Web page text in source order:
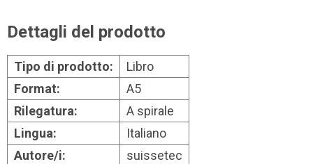
Dettagli del prodotto
Tipo di prodotto:
Libro
Format:
A5
Rilegatura:
A spirale
Lingua:
Italiano
Autore/i:
suissetec